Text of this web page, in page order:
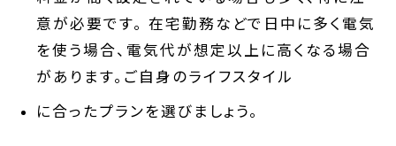
意が必要です。 在宅勤務などで日中に多く電気
を使う場合、電気代が想定以上に高くなる場合
があります。ご自身のライフスタイル
に合ったプランを選びましょう。